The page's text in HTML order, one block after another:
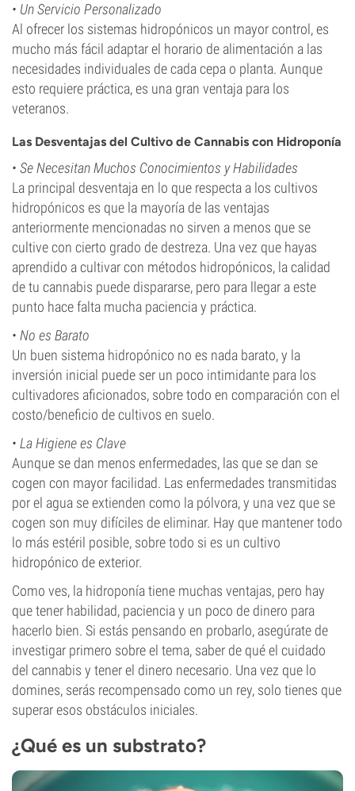
• Un Servicio Personalizado
Al ofrecer los sistemas hidropónicos un mayor control, es
mucho más fácil adaptar el horario de alimentación a las
necesidades individuales de cada cepa o planta. Aunque
esto requiere práctica, es una gran ventaja para los
veteranos.
Las Desventajas del Cultivo de Cannabis con Hidroponía
• Se Necesitan Muchos Conocimientos y Habilidades
La principal desventaja en lo que respecta a los cultivos
hidropónicos es que la mayoría de las ventajas
anteriormente mencionadas no sirven a menos que se
cultive con cierto grado de destreza. Una vez que hayas
aprendido a cultivar con métodos hidropónicos, la calidad
de tu cannabis puede dispararse, pero para llegar a este
punto hace falta mucha paciencia y práctica.
• No es Barato
Un buen sistema hidropónico no es nada barato, y la
inversión inicial puede ser un poco intimidante para los
cultivadores aficionados, sobre todo en comparación con el
costo/beneficio de cultivos en suelo.
• La Higiene es Clave
Aunque se dan menos enfermedades, las que se dan se
cogen con mayor facilidad. Las enfermedades transmitidas
por el agua se extienden como la pólvora, y una vez que se
cogen son muy difíciles de eliminar. Hay que mantener todo
lo más estéril posible, sobre todo si es un cultivo
hidropónico de exterior.
Como ves, la hidroponía tiene muchas ventajas, pero hay
que tener habilidad, paciencia y un poco de dinero para
hacerlo bien. Si estás pensando en probarlo, asegúrate de
investigar primero sobre el tema, saber de qué el cuidado
del cannabis y tener el dinero necesario. Una vez que lo
domines, serás recompensado como un rey, solo tienes que
superar esos obstáculos iniciales.
¿Qué es un substrato?